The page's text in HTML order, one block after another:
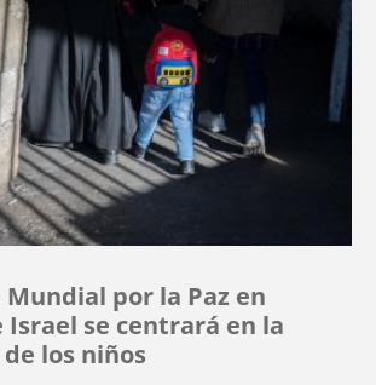
Mundial por la Paz en
Israel se centrará en la
los niños